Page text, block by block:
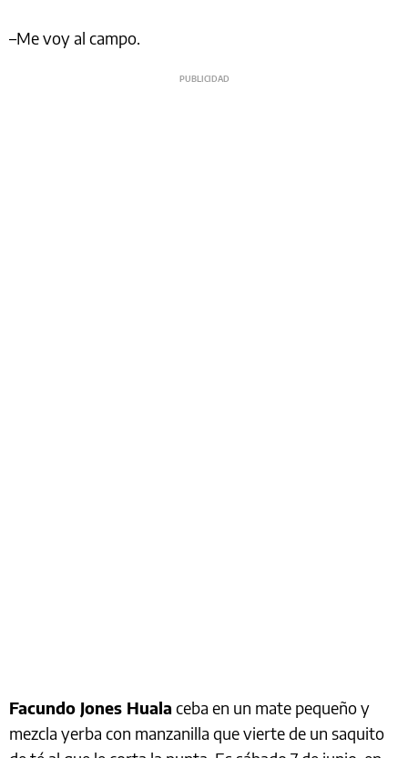
–Me voy al campo.
Facundo Jones Huala ceba en un mate pequeño y
mezcla yerba con manzanilla que vierte de un saquito